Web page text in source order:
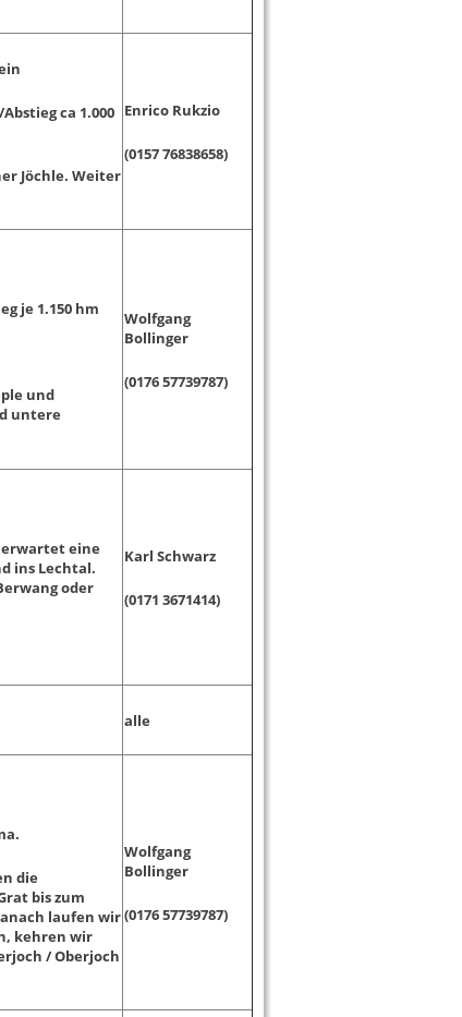
ca 1.000
Jöchle. Weiter
Enrico Rukzio
(0157 76838658)
je 1.150 hm
und
untere
Wolfgang
Bollinger
(0176 57739787)
erwartet eine
ins Lechtal.
oder
Karl Schwarz
(0171 3671414)
alle
die
bis zum
laufen wir
kehren wir
/ Oberjoch
Wolfgang
Bollinger
(0176 57739787)